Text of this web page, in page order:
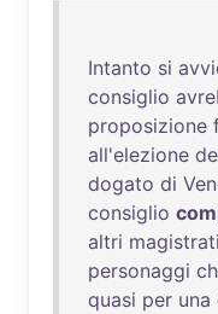
Intanto si
consiglio
proposizione
all'elezione
dogato di
consiglio
altri magistrati
personaggi
quasi per una